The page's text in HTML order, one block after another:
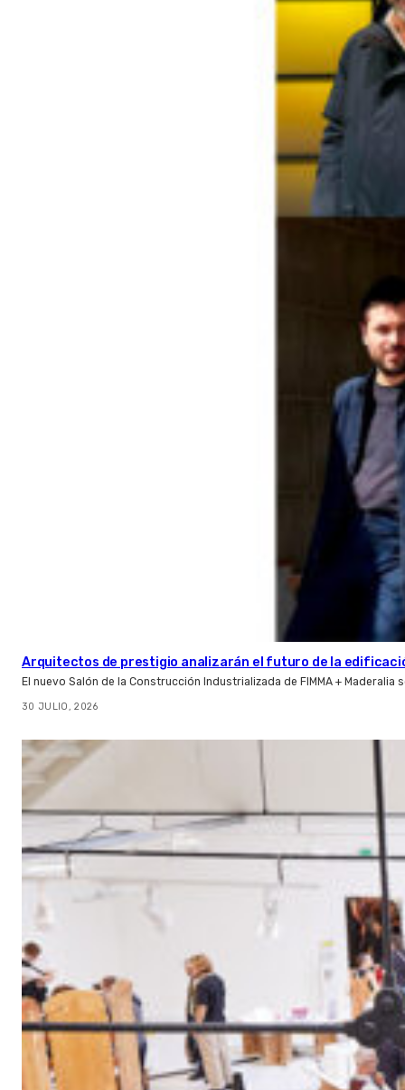
Arquitectos de prestigio analizarán el futuro de la
El nuevo Salón de la Construcción Industrializada de FIMMA +
30 JULIO, 2026